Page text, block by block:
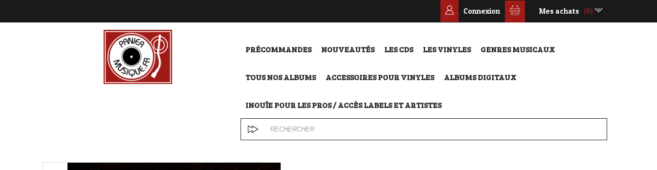
Mes achats (0)
Connexion
PRÉCOMMANDES NOUVEAUTÉS LES CDS LES VINYLES GENRES MUSICAUX
TOUS NOS ALBUMS ACCESSOIRES POUR VINYLES ALBUMS DIGITAUX
INOUÏE POUR LES PROS / ACCÈS LABELS ET ARTISTES